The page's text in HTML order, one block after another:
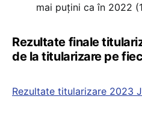
mai puțini ca în 2022
Rezultate finale
de la titularizare pe
Rezultate titularizare 2023